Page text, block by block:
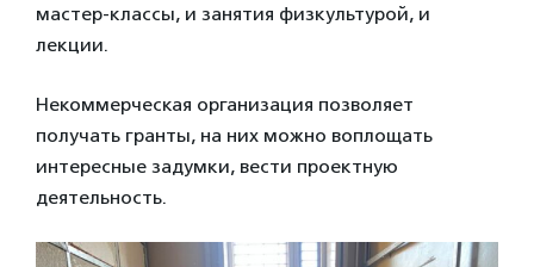
мастер-классы, и занятия физкультурой, и
лекции.
Некоммерческая организация позволяет
получать гранты, на них можно воплощать
интересные задумки, вести проектную
деятельность.